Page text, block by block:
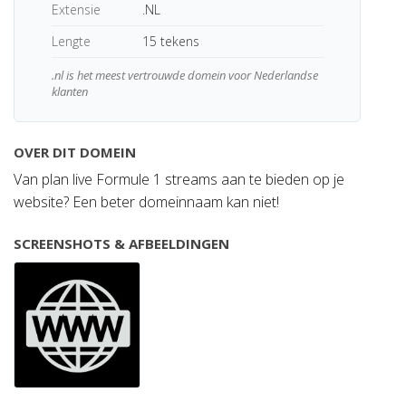
Extensie
.NL
Lengte
15 tekens
.nl is het meest vertrouwde domein voor Nederlandse
klanten
OVER DIT DOMEIN
Van plan live Formule 1 streams aan te bieden op je
website? Een beter domeinnaam kan niet!
SCREENSHOTS & AFBEELDINGEN